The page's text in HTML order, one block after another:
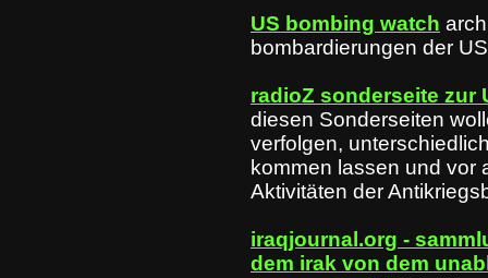
US bombing watch
bombardierungen der
radioZ sonderseite zur
diesen Sonderseiten
verfolgen,
kommen lassen und vor
Aktivitäten der
iraqjournal.org -
dem irak von dem